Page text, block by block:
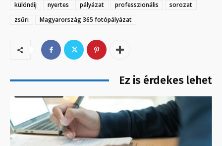
különdíj
nyertes pályázat professzionális
sorozat
zsűri
Magyarország 365 fotópályázat
Ez is érdekes lehet